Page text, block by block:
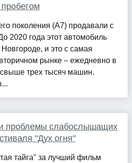
поколения (A7) продавали с
2020 года этот автомобиль
и это с самая
рынке – ежедневно в
трех тысяч машин.
проблемы слабослышащих
"Дух огня"
тайга" за лучший фильм